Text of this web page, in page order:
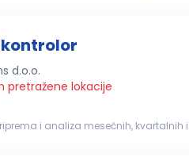
d.o.o.
pretražene lokacije
odgovornosti: Priprema i analiza mesečnih,